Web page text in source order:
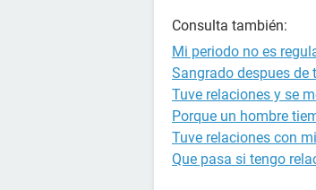
Consulta también:
Mi periodo no es
Sangrado despues de
Tuve relaciones y se
Porque un hombre
Tuve relaciones con
Que pasa si tengo